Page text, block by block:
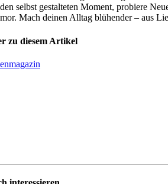
selbst gestalteten Moment, probiere
Mach deinen Alltag blühender – aus
zu diesem Artikel